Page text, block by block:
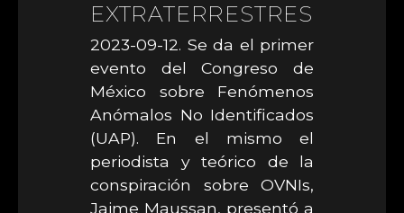
EXTRATERRESTRES
2023-09-12. Se da el primer
evento del Congreso de
México sobre Fenómenos
Anómalos No Identificados
(UAP). En el mismo el
periodista y teórico de la
conspiración sobre OVNIs,
Jaime Maussan, presentó a